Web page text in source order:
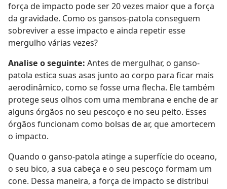
força de impacto pode ser 20 vezes maior que a força
da gravidade. Como os gansos-patola conseguem
sobreviver a esse impacto e ainda repetir esse
mergulho várias vezes?
Analise o seguinte: Antes de mergulhar, o ganso-
patola estica suas asas junto ao corpo para ficar mais
aerodinâmico, como se fosse uma flecha. Ele também
protege seus olhos com uma membrana e enche de ar
alguns órgãos no seu pescoço e no seu peito. Esses
órgãos funcionam como bolsas de ar, que amortecem
o impacto.
Quando o ganso-patola atinge a superfície do oceano,
o seu bico, a sua cabeça e o seu pescoço formam um
cone. Dessa maneira, a força de impacto se distribui